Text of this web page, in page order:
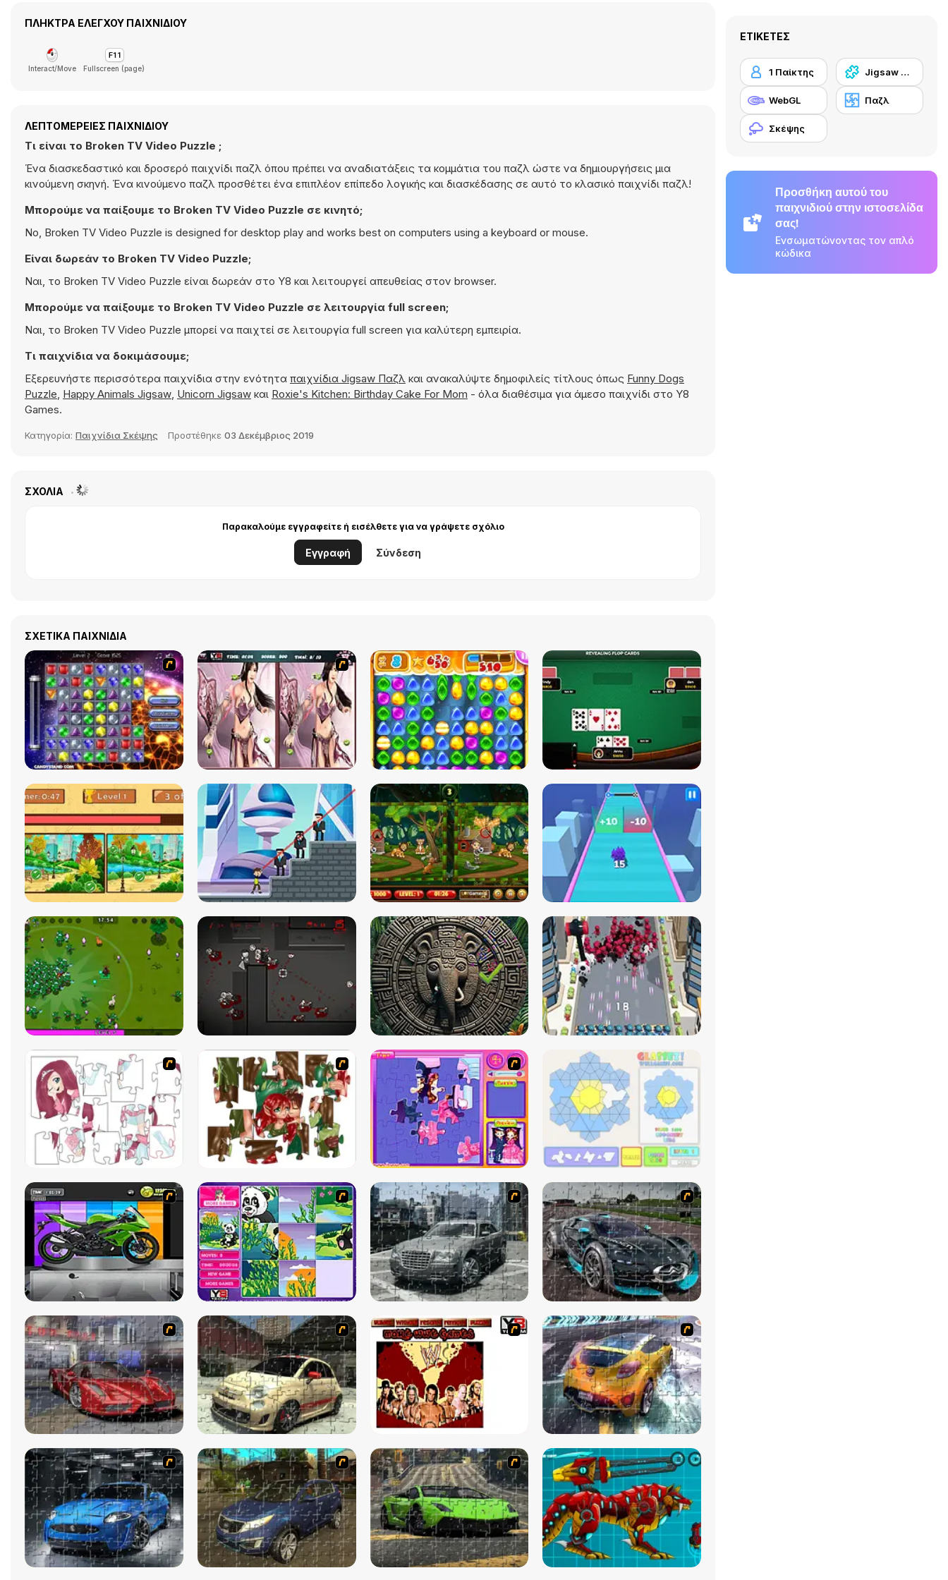
ΠΛΉΚΤΡΑ ΕΛΈΓΧΟΥ ΠΑΙΧΝΙΔΙΟΎ
Interact/Move Fullscreen (page)
ΛΕΠΤΟΜΈΡΕΙΕΣ ΠΑΙΧΝΙΔΙΟΎ
Τι είναι το Broken TV Video Puzzle ;
Ένα διασκεδαστικό και δροσερό παιχνίδι παζλ όπου πρέπει να αναδιατάξεις τα κομμάτια του παζλ ώστε να δημιουργήσεις μια
κινούμενη σκηνή. Ένα κινούμενο παζλ προσθέτει ένα επιπλέον επίπεδο λογικής και διασκέδασης σε αυτό το κλασικό παιχνίδι παζλ!
Μπορούμε να παίξουμε το Broken TV Video Puzzle σε κινητό;
No, Broken TV Video Puzzle is designed for desktop play and works best on computers using a keyboard or mouse.
Είναι δωρεάν το Broken TV Video Puzzle;
Ναι, το Broken TV Video Puzzle είναι δωρεάν στο Y8 και λειτουργεί απευθείας στον browser.
Μπορούμε να παίξουμε το Broken TV Video Puzzle σε λειτουργία full screen;
Ναι, το Broken TV Video Puzzle μπορεί να παιχτεί σε λειτουργία full screen για καλύτερη εμπειρία.
Τι παιχνίδια να δοκιμάσουμε;
Εξερευνήστε περισσότερα παιχνίδια στην ενότητα παιχνίδια Jigsaw Παζλ και ανακαλύψτε δημοφιλείς τίτλους όπως Funny Dogs
Puzzle, Happy Animals Jigsaw, Unicorn Jigsaw και Roxie's Kitchen: Birthday Cake For Mom - όλα διαθέσιμα για άμεσο παιχνίδι στο Y8
Games.
Κατηγορία: Παιχνίδια Σκέψης Προστέθηκε 03 Δεκέμβριος 2019
ΣΧΌΛΙΑ
Παρακαλούμε εγγραφείτε ή εισέλθετε για να γράψετε σχόλιο
Εγγραφή Σύνδεση
ΣΧΕΤΙΚΆ ΠΑΙΧΝΊΔΙΑ
ΕΤΙΚΈΤΕΣ
1 Παίκτης Jigsaw Παζλ
WebGL Παζλ
Σκέψης
Προσθήκη αυτού του
παιχνιδιού στην ιστοσελίδα
σας!
Ενσωματώνοντας τον απλό
κώδικα